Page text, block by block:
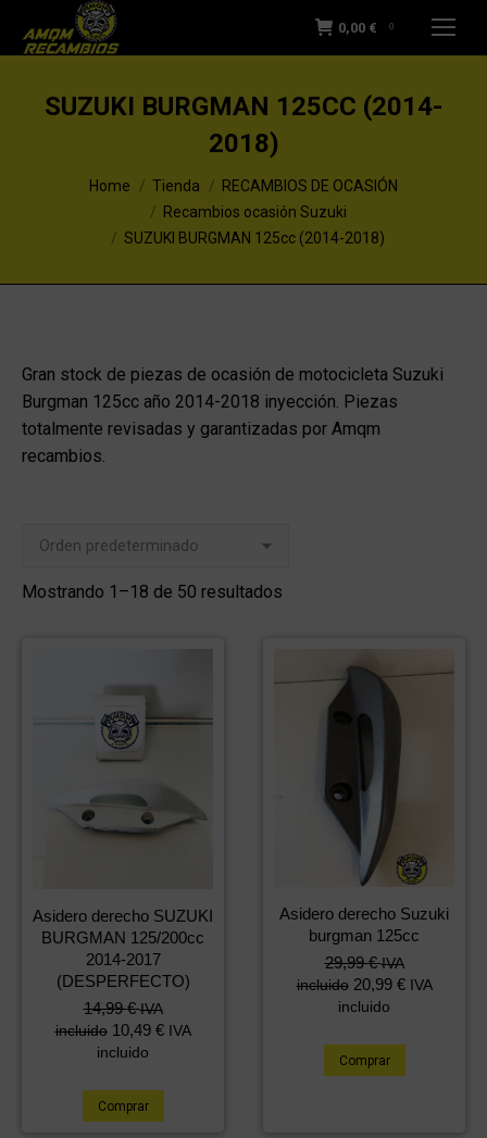
0,00 € 0
SUZUKI BURGMAN 125CC (2014-
2018)
You are here:Home Tienda
RECAMBIOS DE OCASIÓN
Recambios ocasión Suzuki
SUZUKI BURGMAN 125cc (2014-2018)
Gran stock de piezas de ocasión de motocicleta Suzuki
Burgman 125cc año 2014-2018 inyección. Piezas
totalmente revisadas y garantizadas por Amqm
recambios.
Mostrando 1–18 de 50 resultados
Asidero derecho SUZUKI
BURGMAN 125/200cc
2014-2017
(DESPERFECTO)
14,99€ IVA
incluido 10,49 € IVA
incluido
Comprar
Asidero derecho Suzuki
burgman 125cc
29,99€ IVA
incluido 20,99 € IVA
incluido
Comprar